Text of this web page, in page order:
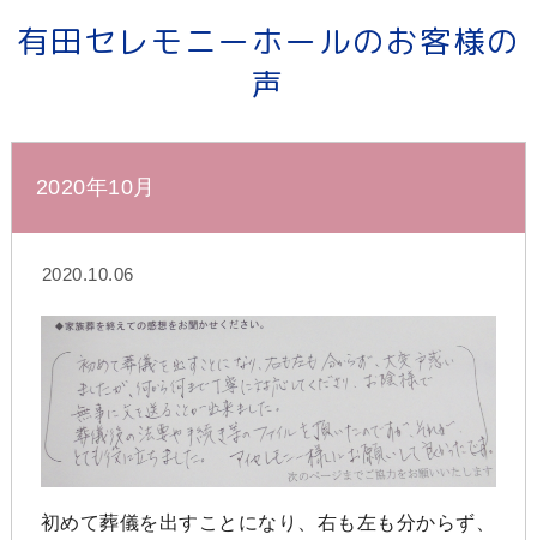
有田セレモニーホールのお客様の
声
2020年10月
2020.10.06
初めて葬儀を出すことになり、右も左も分からず、